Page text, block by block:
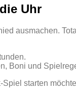
Uhr
ausmachen.
Boni und
starten